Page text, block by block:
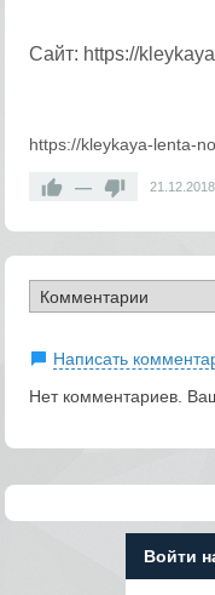
Сайт: https://
https://kleykaya-lenta-
— 21.12.2018
Написать
Нет комментариев.
Войти